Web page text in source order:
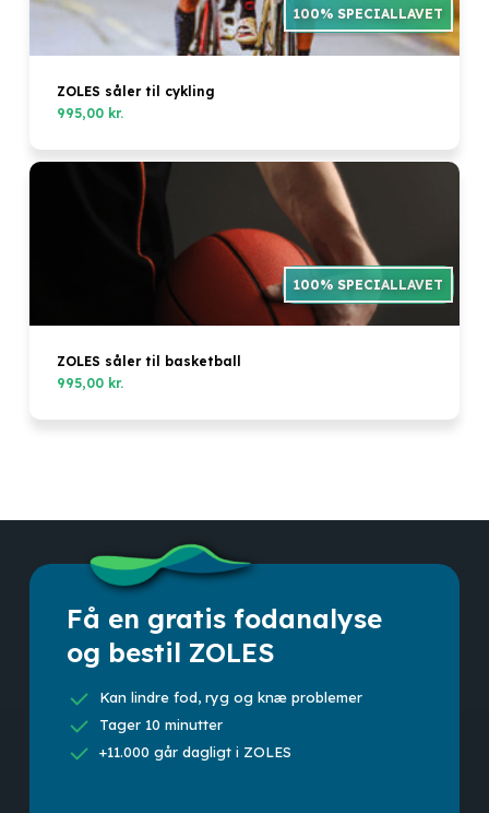
Ingen varer i kurven.
ZOLES såler til cykling
995,00 kr.
ZOLES såler til basketball
995,00 kr.
Få en gratis fodanalyse
og bestil ZOLES
Kan lindre fod, ryg og knæ problemer
Tager 10 minutter
+11.000 går dagligt i ZOLES